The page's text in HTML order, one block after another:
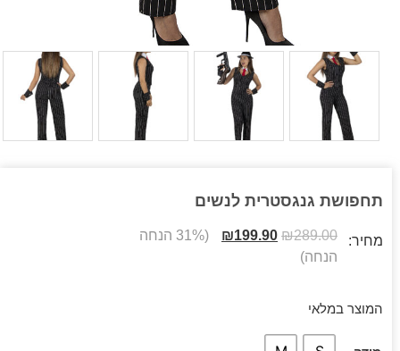
תחפושת גנגסטרית לנשים
מחיר: ₪289.00
₪199.90
(31% הנחה
הנחה)
המוצר במלאי